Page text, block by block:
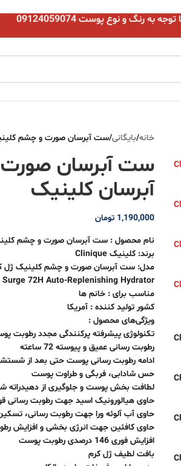
رنگ و نوع پوست 09124059074
خانه/بایگانی/ست آبرسان صورت و چشم
ست آبرسان
آبرسان کلینیک
1,190,000 تومان
نام محصول : ست آبرسان صورت و چشم
برند: کلینیک Clinique
مدل: ست آبرسان صورت و چشم کلینیک ژل
72H Auto-Replenishing Hydrator
مناسب برای : خانم ها
کشور تولید کننده : آمریکا
ویژگی‌های محصول :
تکنولوژی پیشرفته پرکنندگی مجدد رطوبت
رطوبت رسانی عمیق و پیوسته 72 ساعته
ادامه رطوبت رسانی پوست حتی بعد از
حس شادابی، فربگی و طراوت پوست
لطافت بخش پوست و جلوگیری از دهیدراته
حاوی هیالورونیک اسید جهت رطوبت رسانی
حاوی آب آلوئه ورا جهت رطوبت رسانی،
حاوی کافئین جهت انرژی بخشی و افزایش
افزایش فوری 146 درصدی رطوبت پوست
بافت لطیف ژل کرم